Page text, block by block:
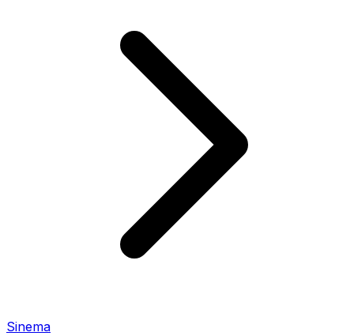
Sinema